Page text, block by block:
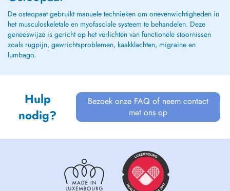
De osteopaat gebruikt manuele technieken om onevenwichtigheden in
het musculoskeletale en myofasciale systeem te behandelen. Deze
geneeswijze is gericht op het verlichten van functionele stoornissen
zoals rugpijn, gewrichtsproblemen, kaakklachten, migraine en
lumbago.
Hulp
nodig?
Bezoek onze FAQ of neem contact
met ons op